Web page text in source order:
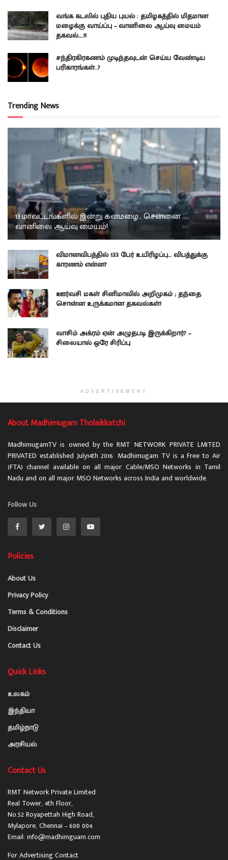
வங்க கடலில் புதிய புயல் : தமிழகத்தில் மிதமான
மழைக்கு வாய்ப்பு – வானிலை ஆய்வு மையம்
தகவல்….!!
சந்திரகிரகணம் முடிந்தவுடன் செய்ய வேண்டிய
பரிகாரங்கள்..?
Trending News
13 மாவட்டங்களில் இன்று கனமழை… சென்னை
வானிலை ஆய்வு மையம்!
விமானவிபத்தில் 133 பேர் உயிரிழப்பு… விபத்துக்கு
காரணம் என்ன?
ஊர்வசி மகள் சினிமாவில் அறிமுகம் ; தந்தை
சொன்ன உருக்கமான தகவல்கள்!
வாசிம் அக்ரம் ஏன் அழுதபடி இருக்கிறார்? –
சிலையால் ஒரே சிரிப்பு
ADVERTISEMENT
About Madhimugam Tholaikkatchi
MadhimugamTV is owned by the RMT NETWORK PRIVATE LMITED
PRIVATED established July14th 2016. Madhimugam TV is a Free to Air
(FTA) channel available on all major Cable/MSO Networks in Tamil
Nadu and on all major MSO Networks across India and worldwide.
Follow Us
Policies
About Us
Privacy Policy
Terms & Conditions
Disclaimer
Contact Us
Quick Links
உலகம்
இந்தியா
தமிழ்நாடு
அரசியல்
Contact Us
RMT Network Private Limited
Real Tower, 4th Floor,
No.52 Royapettah High Road,
Mylapore, Chennai – 600 004.
Email: info@madhimguam.com
For Advertising Contact